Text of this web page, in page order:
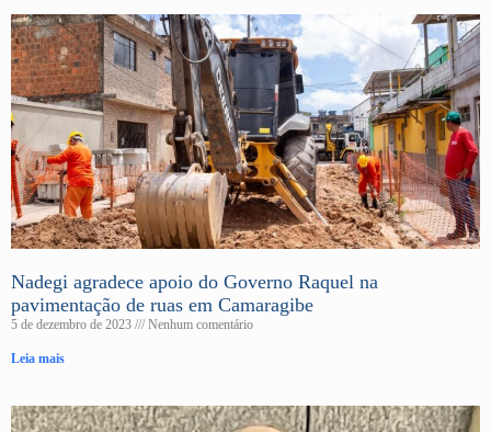
Nadegi agradece apoio do Governo Raquel na
pavimentação de ruas em Camaragibe
5 de dezembro de 2023 Nenhum comentário
Leia mais